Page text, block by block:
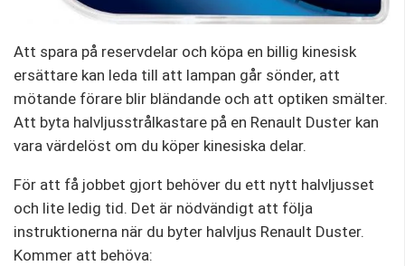
Att spara på reservdelar och köpa en billig kinesisk
ersättare kan leda till att lampan går sönder, att
mötande förare blir bländande och att optiken smälter.
Att byta halvljusstrålkastare på en Renault Duster kan
vara värdelöst om du köper kinesiska delar.
För att få jobbet gjort behöver du ett nytt halvljusset
och lite ledig tid. Det är nödvändigt att följa
instruktionerna när du byter halvljus Renault Duster.
Kommer att behöva: